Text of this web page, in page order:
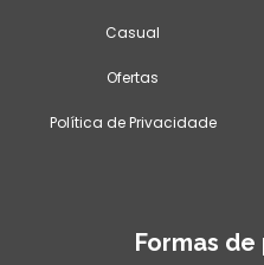
Casual
Ofertas
Política de Privacidade
Formas